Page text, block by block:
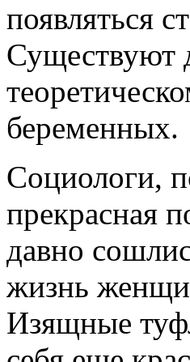
появляться
Существуют
беременных.
Социологи,
прекрасная
давно
жизнь
Изящные